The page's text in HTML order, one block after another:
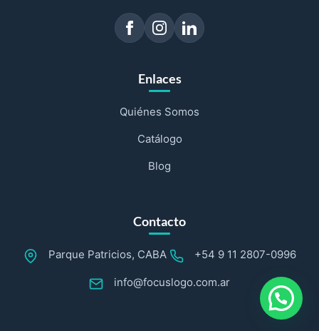
Enlaces
Quiénes Somos
Catálogo
Blog
Contacto
Parque Patricios, CABA +54 9 11 2807-0996
info@focuslogo.com.ar